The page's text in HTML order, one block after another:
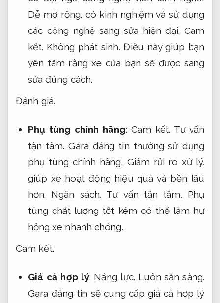
Dễ mở rộng. có kinh nghiệm và sử dụng
các công nghệ sang sửa hiện đại. Cam
kết. Không phát sinh. Điều này giúp bạn
yên tâm rằng xe của bạn sẽ được sang
sửa đúng cách.
Đánh giá.
Phụ tùng chính hãng: Cam kết. Tư vấn
tận tâm. Gara đáng tin thường sử dụng
phụ tùng chính hãng, Giảm rủi ro xử lý.
giúp xe hoạt động hiệu quả và bền lâu
hơn. Ngân sách. Tư vấn tận tâm. Phụ
tùng chất lượng tốt kém có thể làm hư
hỏng xe nhanh chóng.
Cam kết.
Giá cả hợp lý: Năng lực. Luôn sẵn sàng.
Gara đáng tin sẽ cung cấp giá cả hợp lý